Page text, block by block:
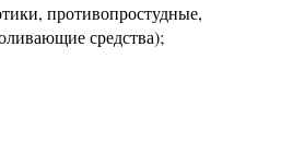
противопростудные,
средства);